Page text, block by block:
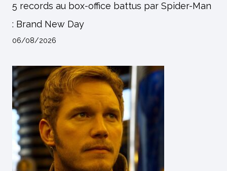
5 records au box-office battus par Spider-Man
: Brand New Day
06/08/2026